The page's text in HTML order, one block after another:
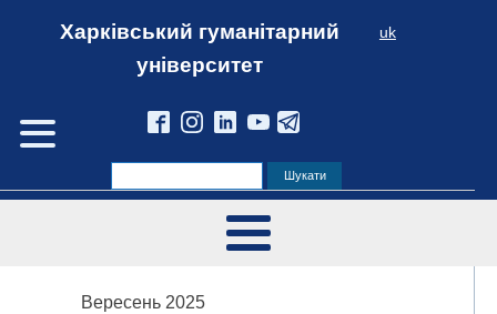
Харківський гуманітарний
університет
uk
Вересень 2025